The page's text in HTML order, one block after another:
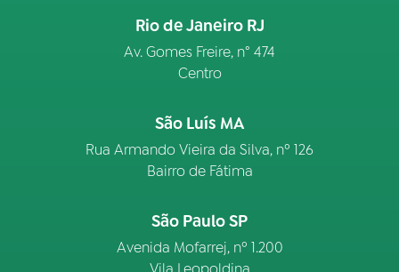
Rio de Janeiro RJ
Av. Gomes Freire, n° 474
Centro
São Luís MA
Rua Armando Vieira da Silva, nº 126
Bairro de Fátima
São Paulo SP
Avenida Mofarrej, nº 1.200